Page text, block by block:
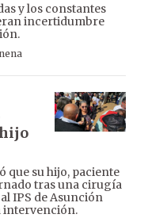
y los constantes
incertidumbre
que su hijo, paciente
tras una cirugía
IPS de Asunción
intervención.